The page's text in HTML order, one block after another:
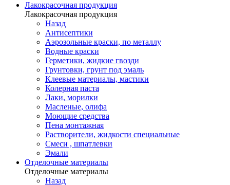
Лакокрасочная продукция
Лакокрасочная продукция
Назад
Антисептики
Аэрозольные краски, по металлу
Водные краски
Герметики, жидкие гвозди
Грунтовки, грунт под эмаль
Клеевые материалы, мастики
Колерная паста
Лаки, морилки
Масленые, олифа
Моющие средства
Пена монтажная
Растворители, жидкости специальные
Смеси , шпатлевки
Эмали
Отделочные материалы
Отделочные материалы
Назад